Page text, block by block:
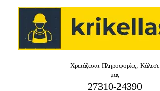
Χρειάζεσαι Πληροφορίες; Κάλεσε
μας
27310-24390